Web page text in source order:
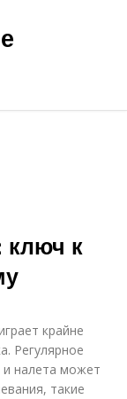
ключ к
крайне
Регулярное
налета может
такие